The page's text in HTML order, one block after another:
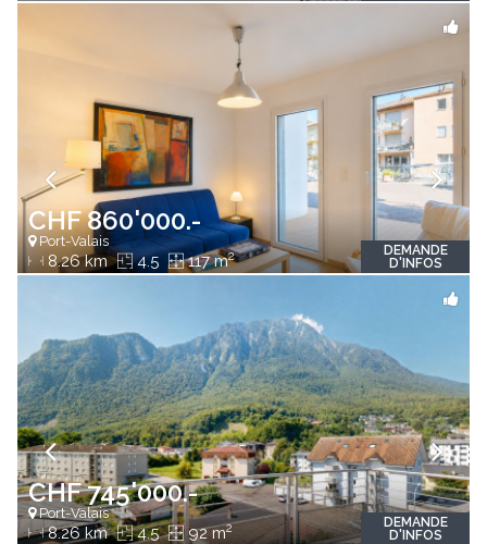
CHF 860'000.-
Port-Valais
8.26 km 4.5 117 m2
DEMANDE
D'INFOS
CHF 745'000.-
Port-Valais
8.26 km 4.5 92 m2
DEMANDE
D'INFOS